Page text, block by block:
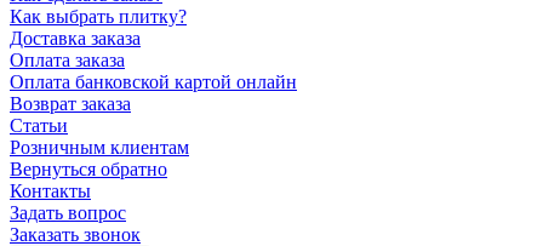
Как выбрать плитку?
Доставка заказа
Оплата заказа
Оплата банковской картой онлайн
Возврат заказа
Статьи
Розничным клиентам
Вернуться обратно
Контакты
Задать вопрос
Заказать звонок